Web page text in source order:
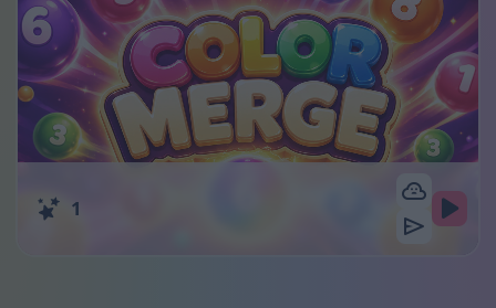
1